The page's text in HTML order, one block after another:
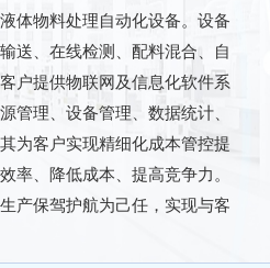
体物料处理自动化设备。设备
送、在线检测、配料混合、自
户提供物联网及信息化软件系
管理、设备管理、数据统计、
为客户实现精细化成本管控提
率、降低成本、提高竞争力。
产保驾护航为己任，实现与客